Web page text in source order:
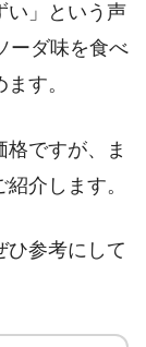
い」という声
ーダ味を食べ
す。
ですが、ま
介します。
ひ参考にして